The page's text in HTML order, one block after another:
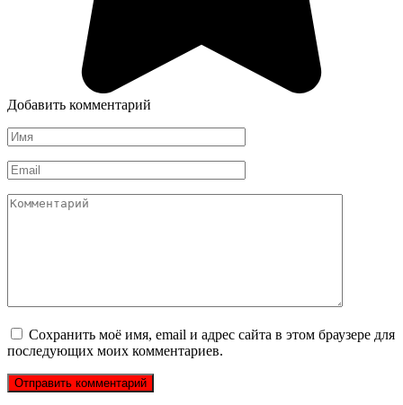
Добавить комментарий
Имя
*
Email
*
Комментарий
Сохранить моё имя, email и адрес сайта в этом браузере для
последующих моих комментариев.